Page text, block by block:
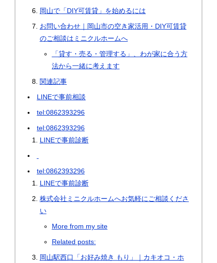
岡山で「DIY可賃貸」を始めるには
お問い合わせ｜岡山市の空き家活用・DIY可賃貸
のご相談はミニクルホームへ
「貸す・売る・管理する」、わが家に合う方
法から一緒に考えます
関連記事
LINEで事前相談
tel:0862393296
tel:0862393296
LINEで事前診断
tel:0862393296
LINEで事前診断
株式会社ミニクルホームへお気軽にご相談くださ
い
More from my site
Related posts:
岡山駅西口「お好み焼き もり」｜カキオコ・ホ